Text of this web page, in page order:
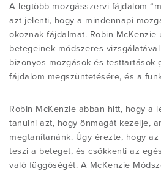
DERÉKPÁRNA
DERÉKPÁRNA
LETÖLTHETŐ
NEMZETKÖZI DIPLOMA
AZ OKTATÁSRA
ROBIN MCKENZIE
ADATVÉDELMI
A legtöbb mozgásszervi fájdalom
azt jelenti, hogy a mindennapi
okoznak fájdalmat. Robin McKenzie
betegeinek módszeres
bizonyos mozgások és testtartások
fájdalom megszüntetésére, és a
Robin McKenzie abban hitt, hogy a
tanulni azt, hogy önmagát kezelje,
megtanítanánk. Úgy érezte, hogy
teszi a beteget, és csökkenti az
való függőségét. A McKenzie